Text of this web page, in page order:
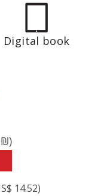
Digital book
price
discount
14.52)